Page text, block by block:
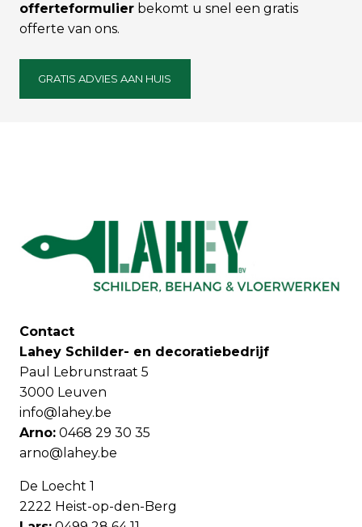
offerteformulier bekomt u snel een gratis
offerte van ons.
GRATIS ADVIES AAN HUIS
Contact
Lahey Schilder- en decoratiebedrijf
Paul Lebrunstraat 5
3000 Leuven
info@lahey.be
Arno: 0468 29 30 35
arno@lahey.be
De Loecht 1
2222 Heist-op-den-Berg